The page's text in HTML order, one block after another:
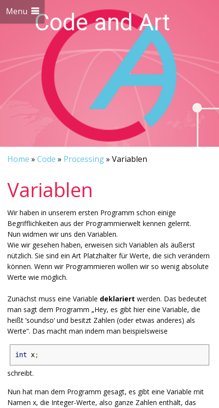
Code and Art
We love Code and Art
Menu
Home » Code » Processing» Variablen
Variablen
Wir haben in unserem ersten Programm schon einige
Begrifflichkeiten aus der Programmierwelt kennen gelernt.
Nun widmen wir uns den Variablen.
Wie wir gesehen haben, erweisen sich Variablen als äußerst
nützlich. Sie sind ein Art Platzhalter für Werte, die sich verändern
können. Wenn wir Programmieren wollen wir so wenig absolute
Werte wie möglich.
Zunächst muss eine Variable deklariert werden. Das bedeutet
man sagt dem Programm „Hey, es gibt hier eine Variable, die
heißt ’soundso‘ und besitzt Zahlen (oder etwas anderes) als
Werte“. Das macht man indem man beispielsweise
int x;
schreibt.
Nun hat man dem Programm gesagt, es gibt eine Variable mit
Namen x, die Integer-Werte, also ganze Zahlen enthält, das